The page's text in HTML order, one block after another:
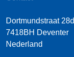
Dortmundstraat 28d
7418BH Deventer
Nederland